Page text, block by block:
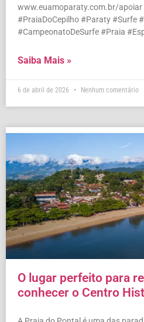
www.euamoparaty.com.br/apoiar
#PraiaDoCepilho #Paraty #Surfe
#CampeonatoDeSurfe #Praia
Saiba Mais »
6 de abril de 2026 Nenhum comentário
O lugar perfeito para
conhecer o Centro